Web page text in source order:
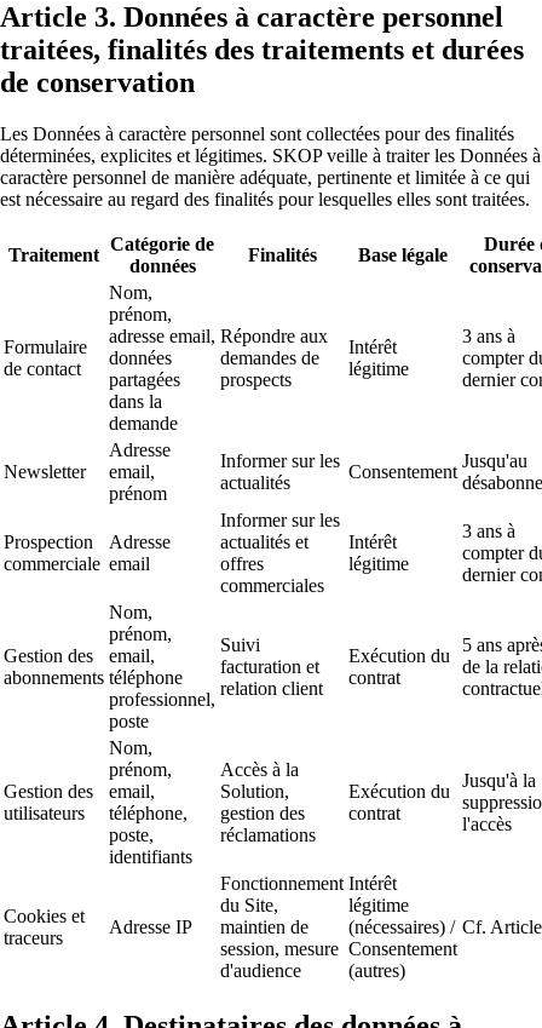
Article 3. Données à caractère personnel
traitées, finalités des traitements et durées
de conservation
Les Données à caractère personnel sont collectées pour des finalités
déterminées, explicites et légitimes. SKOP veille à traiter les Données à
caractère personnel de manière adéquate, pertinente et limitée à ce qui
est nécessaire au regard des finalités pour lesquelles elles sont traitées.
Traitement
Catégorie de
données
Finalités Base légale
Durée
Formulaire
de contact
Nom,
prénom,
adresse email,
données
partagées
dans la
demande
Répondre aux
demandes de
prospects
Intérêt
légitime
3 ans à
compter
dernier
Newsletter
Adresse
email,
prénom
Informer sur les
actualités
Consentement
Jusqu'au
Prospection
commerciale
Adresse
email
Informer sur les
actualités et
offres
commerciales
Intérêt
légitime
3 ans à
compter
dernier
Gestion des
abonnements
Nom,
prénom,
email,
téléphone
professionnel,
poste
Suivi
facturation et
relation client
Exécution du
contrat
5 ans
de la
Gestion des
utilisateurs
Nom,
prénom,
email,
téléphone,
poste,
identifiants
Accès à la
Solution,
gestion des
réclamations
Exécution du
contrat
Jusqu'à la
l'accès
Cookies et
traceurs
Adresse IP
Fonctionnement
du Site,
maintien de
session, mesure
d'audience
Intérêt
légitime
(nécessaires) /
Consentement
(autres)
Cf.